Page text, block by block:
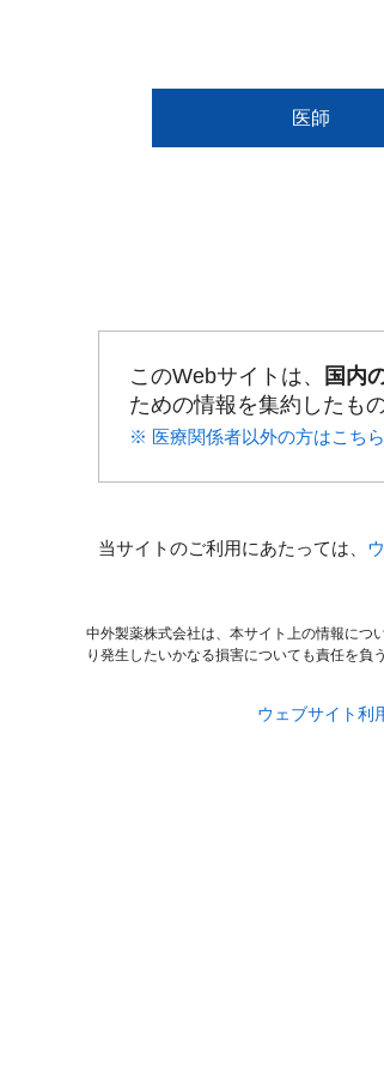
医師
このWebサイトは、 国内
ための情報を集約したも
※ 医療関係者以外の方はこち
当サイトのご利用にあたっては、
中外製薬株式会社は、本サイト上の情報につ
り発生したいかなる損害についても責任を負
ウェブサイト利